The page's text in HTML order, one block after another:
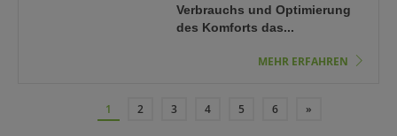
Verbrauchs und Optimierung
des Komforts das...
MEHR ERFAHREN
1 2 3 4 5 6 »